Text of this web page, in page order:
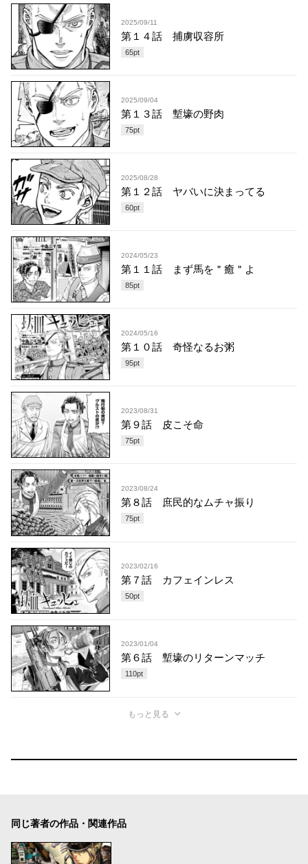
2025/09/11
第１４話 捕虜収容所
65pt
2025/09/04
第１３話 塹壕の野肉
75pt
2025/08/28
第１２話 ヤバいに決まってる
60pt
2024/05/23
第１１話 まず馬を＂癒＂よ
85pt
2024/05/16
第１０話 奇怪なるお粥
95pt
2023/08/31
第９話 皮こそ命
75pt
2023/08/24
第８話 庶民的なムチャ振り
75pt
2023/02/16
第７話 カフェインレス
50pt
2023/01/04
第６話 塹壕のリターンマッチ
110pt
もっと見る
同じ著者の作品・関連作品